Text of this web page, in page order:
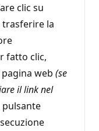
clic su
trasferire la
fatto clic,
web (se
il link nel
pulsante